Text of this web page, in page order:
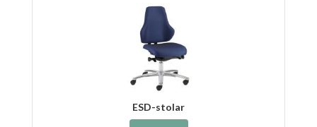
ESD-stolar